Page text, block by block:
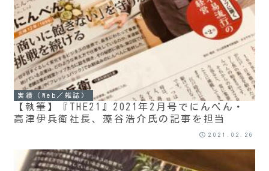
実績（Web／雑誌）
【執筆】『THE21』2021年2月号でにんべん・
高津伊兵衛社長、藻谷浩介氏の記事を担当
2021.02.26